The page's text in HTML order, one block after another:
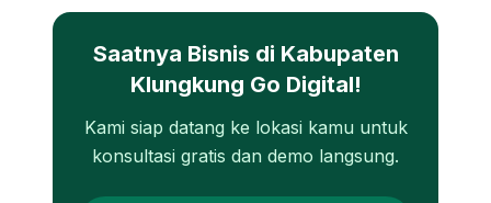
Saatnya Bisnis di Kabupaten
Klungkung Go Digital!
Kami siap datang ke lokasi kamu untuk
konsultasi gratis dan demo langsung.